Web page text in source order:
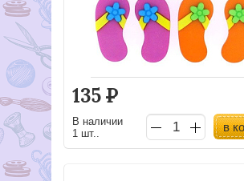
135Р
В наличии
1 шт..
в